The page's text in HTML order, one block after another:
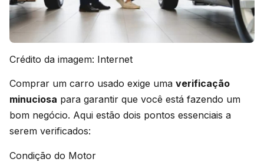
Crédito da imagem: Internet
Comprar um carro usado exige uma verificação
minuciosa para garantir que você está fazendo um
bom negócio. Aqui estão dois pontos essenciais a
serem verificados:
Condição do Motor